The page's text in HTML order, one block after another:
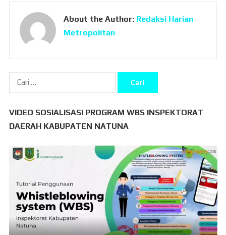
About the Author: Redaksi Harian
Metropolitan
Cari
untuk:
VIDEO SOSIALISASI PROGRAM WBS INSPEKTORAT
DAERAH KABUPATEN NATUNA